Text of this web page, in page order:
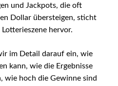
und Jackpots, die oft
Dollar übersteigen, sticht
hervor.
im Detail darauf ein, wie
kann, wie die Ergebnisse
wie hoch die Gewinne sind